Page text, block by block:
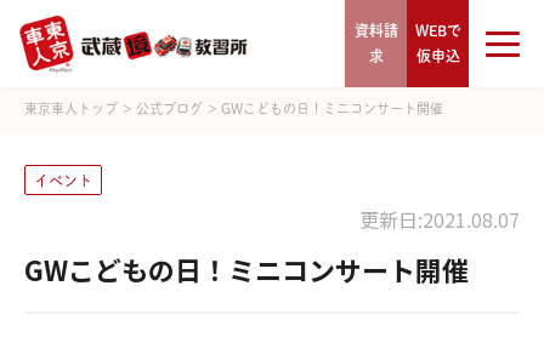
資料請
求
WEBで
仮申込
東京車人トップ > 公式ブログ > GWこどもの日！ミニコンサート開催
イベント
更新日:2021.08.07
GWこどもの日！ミニコンサート開催